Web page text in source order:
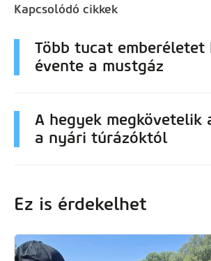
Kapcsolódó cikkek
Több tucat emberéletet
évente a mustgáz
A hegyek
a nyári túrázóktól
Ez is érdekelhet